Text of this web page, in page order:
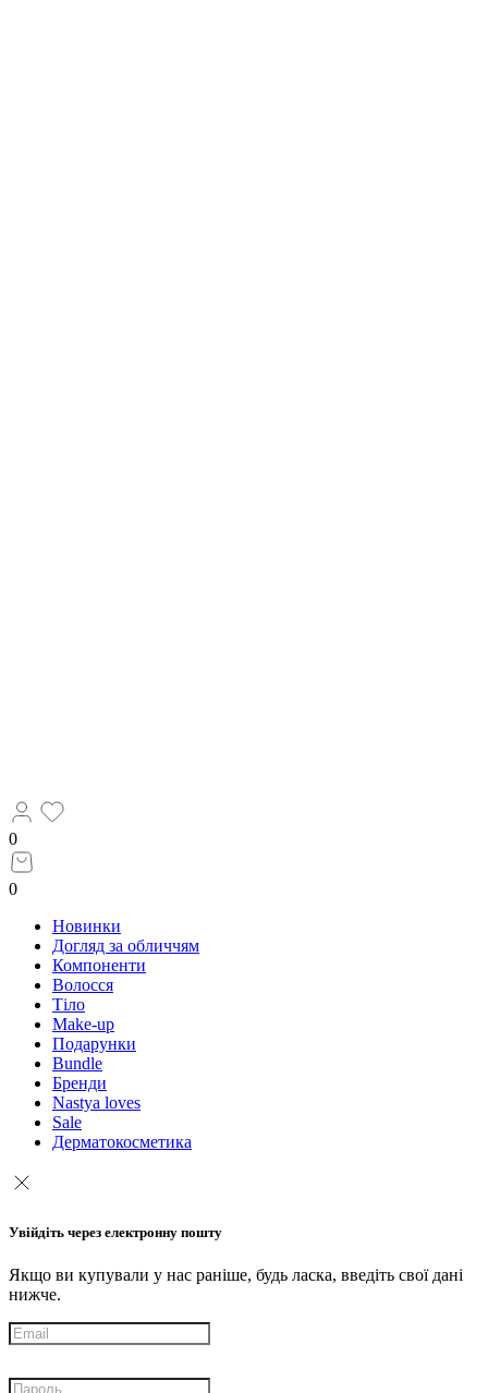
0
0
Новинки
Догляд за обличчям
Компоненти
Волосся
Тіло
Make-up
Подарунки
Bundle
Бренди
Nastya loves
Sale
Дерматокосметика
Увійдіть через електронну пошту
Якщо ви купували у нас раніше, будь ласка, введіть свої дані
нижче.